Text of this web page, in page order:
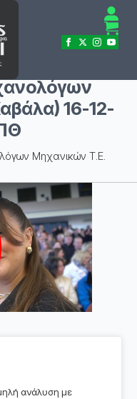
16-12-
Μηχανικών Τ.Ε.
ανάλυση με